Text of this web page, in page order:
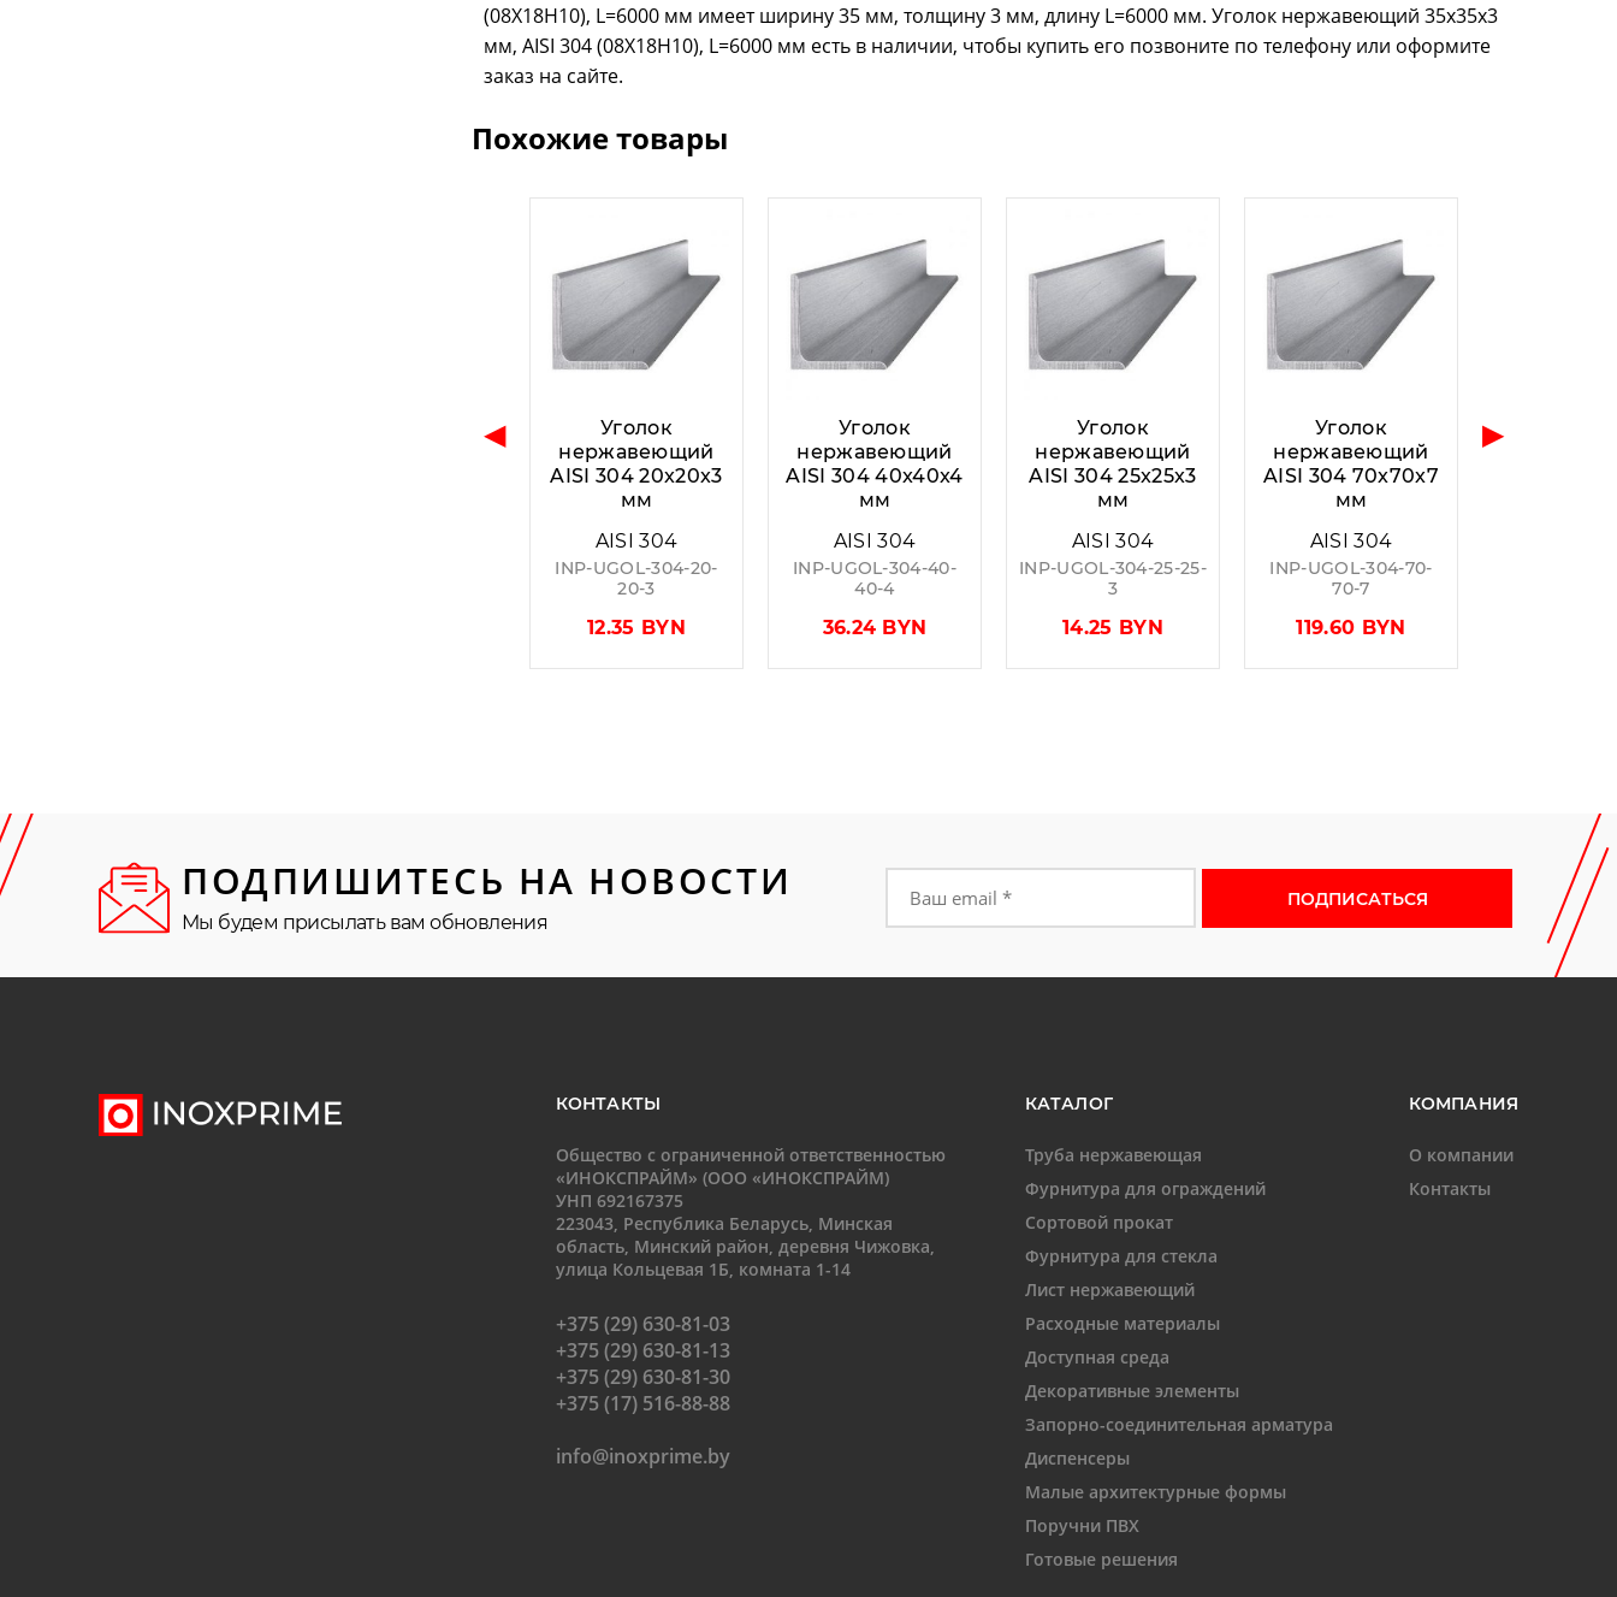
(08Х18Н10), L=6000 мм имеет ширину 35 мм, толщину 3 мм, длину L=6000 мм. Уголок нержавеющий 35x35x3
мм, AISI 304 (08Х18Н10), L=6000 мм есть в наличии, чтобы купить его позвоните по телефону или оформите
заказ на сайте.
Похожие товары
◀
Уголок
нержавеющий
AISI 304 20x20x3
мм
AISI 304
INP-UGOL-304-20-
20-3
12.35 BYN
Уголок
нержавеющий
AISI 304 40x40x4
мм
AISI 304
INP-UGOL-304-40-
40-4
36.24 BYN
Уголок
нержавеющий
AISI 304 25x25x3
мм
AISI 304
INP-UGOL-304-25-25-
3
14.25 BYN
Уголок
нержавеющий
AISI 304 70x70x7
мм
AISI 304
INP-UGOL-304-70-
70-7
119.60 BYN
▶
ПОДПИШИТЕСЬ НА НОВОСТИ
Мы будем присылать вам обновления Форма подписки на новости
КОНТАКТЫ
Общество с ограниченной ответственностью
«ИНОКСПРАЙМ» (ООО «ИНОКСПРАЙМ)
УНП 692167375
223043, Республика Беларусь, Минская
область, Минский район, деревня Чижовка,
улица Кольцевая 1Б, комната 1-14
+375 (29) 630-81-03
+375 (29) 630-81-13
+375 (29) 630-81-30
+375 (17) 516-88-88
info@inoxprime.by
КАТАЛОГ
Труба нержавеющая
Фурнитура для ограждений
Сортовой прокат
Фурнитура для стекла
Лист нержавеющий
Расходные материалы
Доступная среда
Декоративные элементы
Запорно-соединительная арматура
Диспенсеры
Малые архитектурные формы
Поручни ПВХ
Готовые решения
КОМПАНИЯ
О компании
Контакты